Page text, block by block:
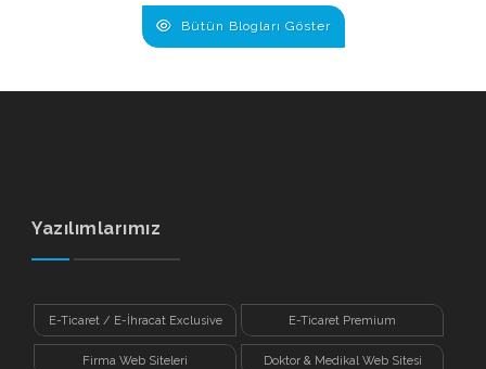
Bütün Blogları Göster
Yazılımlarımız
E-Ticaret / E-İhracat Exclusive E-Ticaret Premium
Firma Web Siteleri Doktor & Medikal Web Sitesi